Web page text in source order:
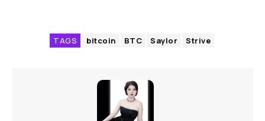
TAGS bitcoin BTC Saylor Strive